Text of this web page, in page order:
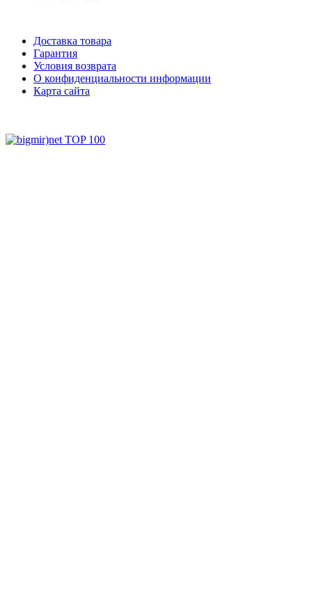
Доставка товара
Гарантия
Условия возврата
О конфиденциальности информации
Карта сайта